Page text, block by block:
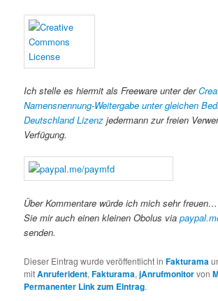
Ich stelle es hiermit als Freeware unter der
Namensnennung-Weitergabe unter gleichen
Deutschland Lizenz jedermann zur freien
Verfügung.
Über Kommentare würde ich mich sehr
Sie mir auch einen kleinen Obolus via
senden.
Dieser Eintrag wurde veröffentlicht inFakturama
mitAnruferident,Fakturama,jAnrufmonitorvon
Permanenter Link zum Eintrag.